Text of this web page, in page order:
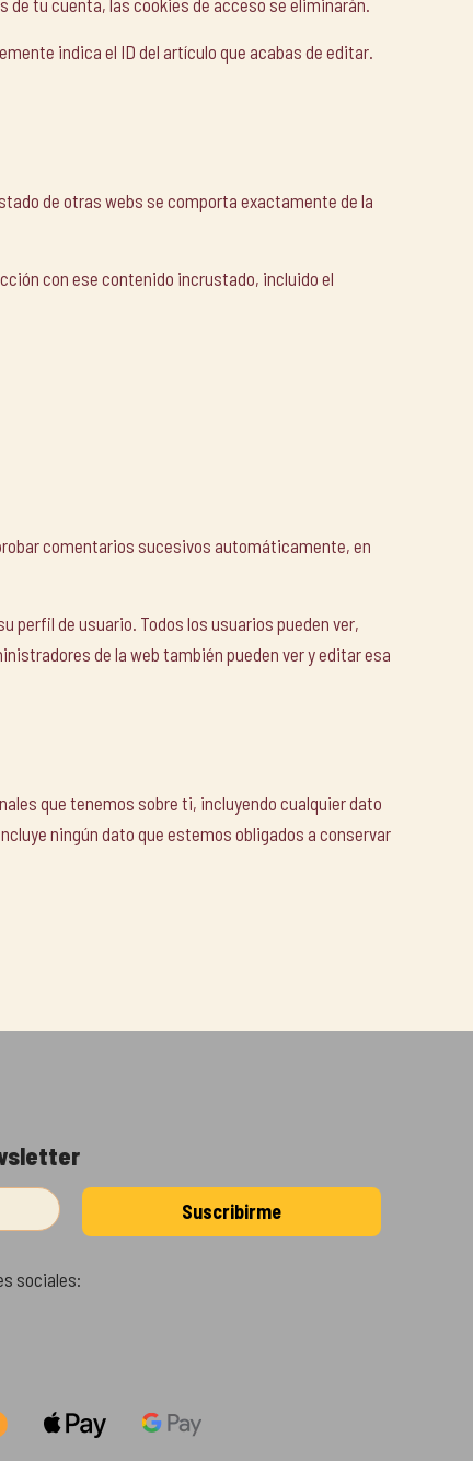
de tu cuenta, las cookies de acceso se eliminarán.
indica el ID del artículo que acabas de editar.
de otras webs se comporta exactamente de la
con ese contenido incrustado, incluido el
comentarios sucesivos automáticamente, en
perfil de usuario. Todos los usuarios pueden ver,
de la web también pueden ver y editar esa
que tenemos sobre ti, incluyendo cualquier dato
ningún dato que estemos obligados a conservar
sociales: